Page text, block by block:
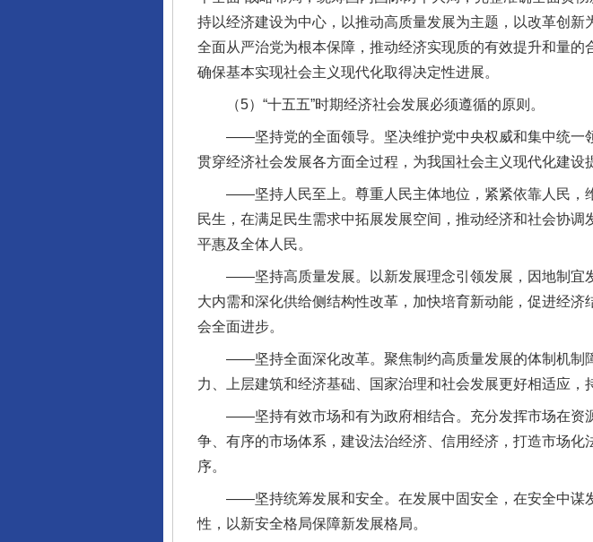
持以经济建设为中心，以推动高质量发展为主题，以改革创
全面从严治党为根本保障，推动经济实现质的有效提升和量
确保基本实现社会主义现代化取得决定性进展。
（5）“十五五”时期经济社会发展必须遵循的原则。
——坚持党的全面领导。坚决维护党中央权威和集中统一领
贯穿经济社会发展各方面全过程，为我国社会主义现代化建设
——坚持人民至上。尊重人民主体地位，紧紧依靠人民，
民生，在满足民生需求中拓展发展空间，推动经济和社会协
平惠及全体人民。
——坚持高质量发展。以新发展理念引领发展，因地制宜
大内需和深化供给侧结构性改革，加快培育新动能，促进经
会全面进步。
——坚持全面深化改革。聚焦制约高质量发展的体制机制
力、上层建筑和经济基础、国家治理和社会发展更好相适应，
——坚持有效市场和有为政府相结合。充分发挥市场在资
争、有序的市场体系，建设法治经济、信用经济，打造市场化
序。
——坚持统筹发展和安全。在发展中固安全，在安全中谋发
性，以新安全格局保障新发展格局。